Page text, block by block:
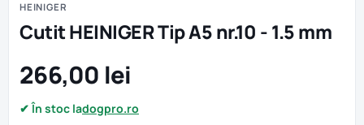
HEINIGER
Cutit HEINIGER Tip A5 nr.10 - 1.5 mm
266,00 lei
✔ În stoc ladogpro.ro